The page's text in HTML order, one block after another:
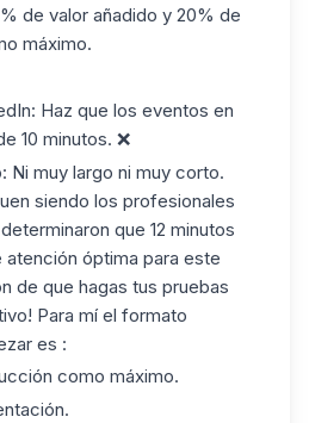
de valor añadido y 20% de
máximo.
Haz que los eventos en
10 minutos. ❌
Ni muy largo ni muy corto.
siendo los profesionales
que 12 minutos
óptima para este
de que hagas tus pruebas
Para mí el formato
es :
como máximo.